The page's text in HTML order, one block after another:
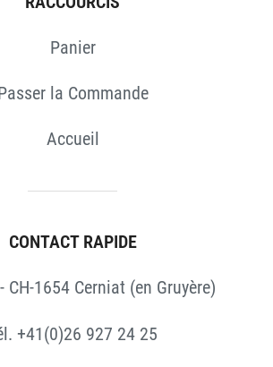
Panier
la Commande
Accueil
CONTACT RAPIDE
CH-1654 Cerniat (en Gruyère)
+41(0)26 927 24 25